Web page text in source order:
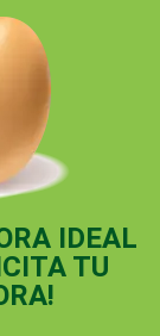
IDEAL
TU